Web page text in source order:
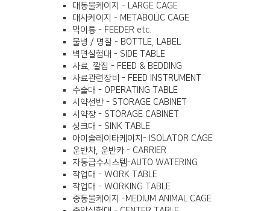
대동물케이지 - LARGE CAGE
대사케이지 - METABOLIC CAGE
먹이통 - FEEDER etc.
물병 / 명찰 - BOTTLE, LABEL
벽면실험대 - SIDE TABLE
사료, 깔집 - FEED & BEDDING
사료관련장비 - FEED INSTRUMENT
수술대 - OPERATING TABLE
시약선반 - STORAGE CABINET
시약장 - STORAGE CABINET
싱크대 - SINK TABLE
아이솔레이타케이지- ISOLATOR CAGE
운반차, 운반카 - CARRIER
자동급수시스템-AUTO WATERING
작업대 - WORK TABLE
작업대 - WORKING TABLE
중동물케이지 -MEDIUM ANIMAL CAGE